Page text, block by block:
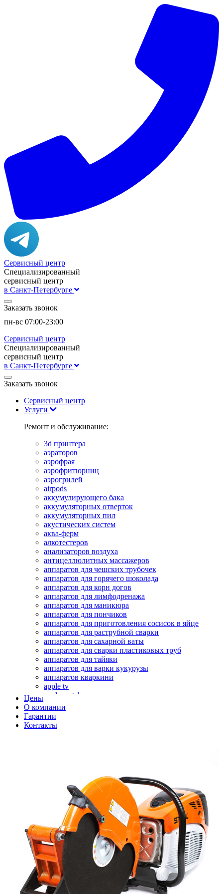
Сервисный центр
Специализированный
сервисный центр
в Санкт-Петербурге
Заказать звонок
пн-вс 07:00-23:00
Сервисный центр
Специализированный
сервисный центр
в Санкт-Петербурге
Заказать звонок
Сервисный центр
Услуги
Ремонт и обслуживание:
3d принтера
аэраторов
аэрофрая
аэрофритюрниц
аэрогрилей
airpods
аккумулирующего бака
аккумуляторных отверток
аккумуляторных пил
акустических систем
аква-ферм
алкотестеров
анализаторов воздуха
антицеллюлитных массажеров
аппаратов для чешских трубочек
аппаратов для горячего шоколада
аппаратов для корн догов
аппаратов для лимфодренажа
аппаратов для маникюра
аппаратов для пончиков
аппаратов для приготовления сосисок в яйце
аппаратов для раструбной сварки
аппаратов для сахарной ваты
аппаратов для сварки пластиковых труб
аппаратов для тайяки
аппаратов для варки кукурузы
аппаратов кваркини
apple tv
apple watch
аромадиффузоров
аромастанций
ароматизаторов воздуха
аудиоплееров
автохолодильников
автокондиционера
автоматики для генераторов
автоматики управления
автоматики вентустановок
автомобильных телевизоров
автомоек
автотрансформаторов
багги
бактерицидной лампы
беговых дорожек
бензобуров
Цены
О компании
Гарантии
Контакты